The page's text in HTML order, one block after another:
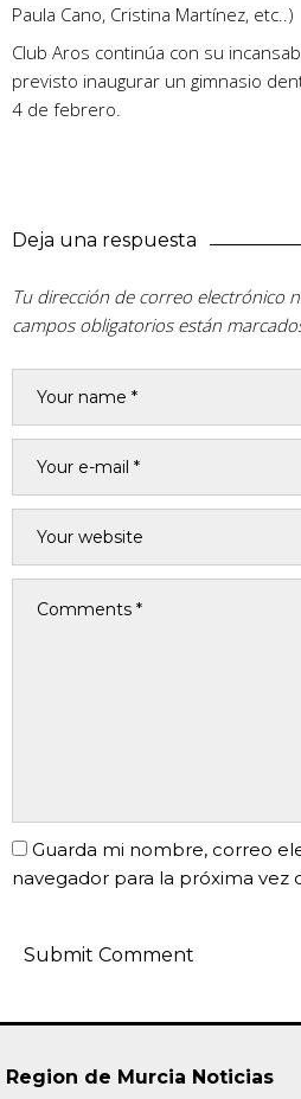
Paula Cano, Cristina Martínez, etc..)
Club Aros continúa con su
previsto inaugurar un gimnasio
4 de febrero.
Deja una respuesta
Tu dirección de correo electrónico
campos obligatorios están
Guarda mi nombre, correo
navegador para la próxima vez
Region de Murcia Noticias